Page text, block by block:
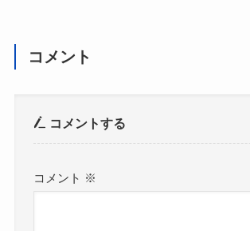
コメント
コメントする
コメント ※